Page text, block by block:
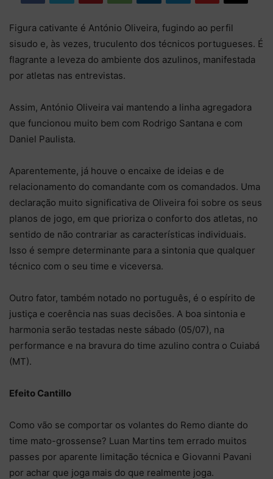
Figura cativante é António Oliveira, fugindo ao perfil
sisudo e, às vezes, truculento dos técnicos portugueses. É
flagrante a leveza do ambiente dos azulinos, manifestada
por atletas nas entrevistas.
Assim, António Oliveira vai mantendo a linha agregadora
que funcionou muito bem com Rodrigo Santana e com
Daniel Paulista.
Aparentemente, já houve o encaixe de ideias e de
relacionamento do comandante com os comandados. Uma
declaração muito significativa de Oliveira foi sobre os seus
planos de jogo, em que prioriza o conforto dos atletas, no
sentido de não contrariar as características individuais.
Isso é sempre determinante para a sintonia que qualquer
técnico com o seu time e viceversa.
Outro fator, também notado no português, é o espírito de
justiça e coerência nas suas decisões. A boa sintonia e
harmonia serão testadas neste sábado (05/07), na
performance e na bravura do time azulino contra o Cuiabá
(MT).
Efeito Cantillo
Como vão se comportar os volantes do Remo diante do
time mato-grossense? Luan Martins tem errado muitos
passes por aparente limitação técnica e Giovanni Pavani
por achar que joga mais do que realmente joga.